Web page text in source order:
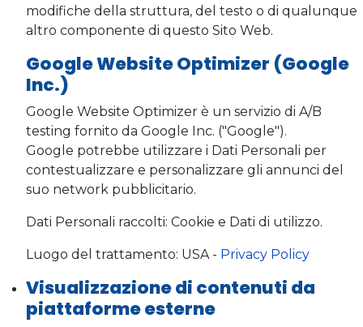
modifiche della struttura, del testo o di qualunque
altro componente di questo Sito Web.
Google Website Optimizer (Google
Inc.)
Google Website Optimizer è un servizio di A/B
testing fornito da Google Inc. ("Google").
Google potrebbe utilizzare i Dati Personali per
contestualizzare e personalizzare gli annunci del
suo network pubblicitario.
Dati Personali raccolti: Cookie e Dati di utilizzo.
Luogo del trattamento: USA - Privacy Policy
Visualizzazione di contenuti da
piattaforme esterne